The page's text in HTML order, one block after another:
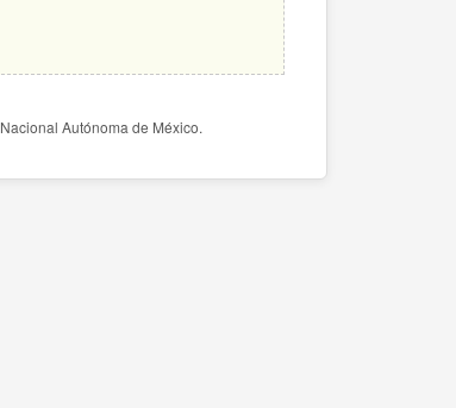
Autónoma de México.